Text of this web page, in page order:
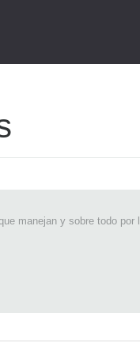
manejan y sobre todo por